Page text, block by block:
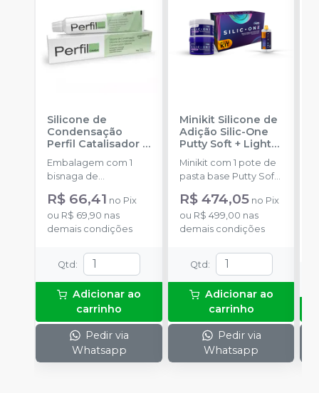
Silicone de
Condensação
Perfil Catalisador -
VIGODENT
Embalagem com 1
bisnaga de
catalisador com 50g.
R$ 66,41 no Pix
ou R$ 69,90 nas
demais condições
Qtd :
Adicionar ao
carrinho
Pedir via
Whatsapp
Minikit Silicone de
Adição Silic-One
Putty Soft + Light
Body
Minikit com 1 pote de
pasta base Putty Soft
com 400 g + 1 pote de
pasta catalisadora
Putty Soft com 400 g
+ 1 cartucho de Light
pontas misturadoras +
6 pontas intraorais + 2
colheres dosadoras.
R$ 474,05 no Pix
ou R$ 499,00 nas
demais condições
Qtd :
Adicionar ao
carrinho
Pedir via
Whatsapp